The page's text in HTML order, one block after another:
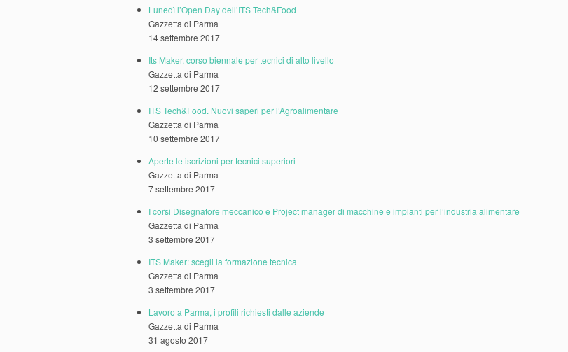
Lunedì l’Open Day dell’ITS Tech&Food
Gazzetta di Parma
14 settembre 2017
Its Maker, corso biennale per tecnici di alto livello
Gazzetta di Parma
12 settembre 2017
ITS Tech&Food. Nuovi saperi per l’Agroalimentare
Gazzetta di Parma
10 settembre 2017
Aperte le iscrizioni per tecnici superiori
Gazzetta di Parma
7 settembre 2017
I corsi Disegnatore meccanico e Project manager di macchine e impianti per l’industria alimentare
Gazzetta di Parma
3 settembre 2017
ITS Maker: scegli la formazione tecnica
Gazzetta di Parma
3 settembre 2017
Lavoro a Parma, i profili richiesti dalle aziende
Gazzetta di Parma
31 agosto 2017